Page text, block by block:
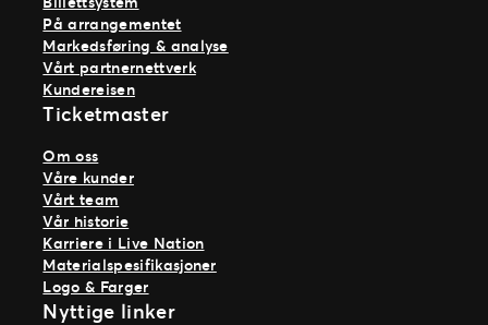
På arrangementet
Markedsføring & analyse
Vårt partnernettverk
Kundereisen
Ticketmaster
Om oss
Våre kunder
Vårt team
Vår historie
Karriere i Live Nation
Materialspesifikasjoner
Logo & Farger
Nyttige linker